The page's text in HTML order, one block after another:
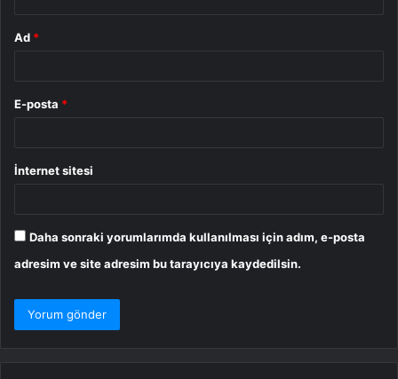
Ad *
E-posta *
İnternet sitesi
Daha sonraki yorumlarımda kullanılması için adım, e-posta
adresim ve site adresim bu tarayıcıya kaydedilsin.